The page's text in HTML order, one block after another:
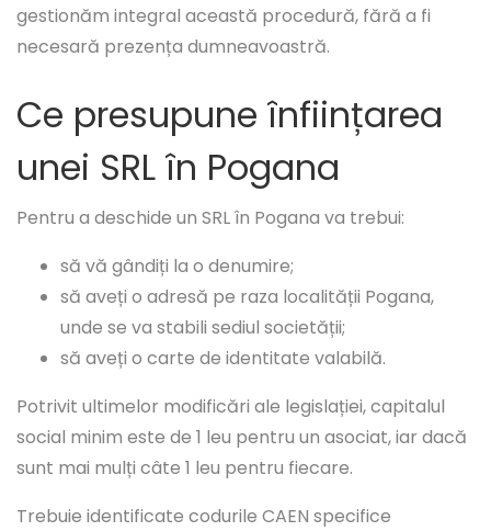
gestionăm integral această procedură, fără a fi
necesară prezența dumneavoastră.
Ce presupune înființarea
unei SRL în Pogana
Pentru a deschide un SRL în Pogana va trebui:
să vă gândiți la o denumire;
să aveți o adresă pe raza localității Pogana,
unde se va stabili sediul societății;
să aveți o carte de identitate valabilă.
Potrivit ultimelor modificări ale legislației, capitalul
social minim este de 1 leu pentru un asociat, iar dacă
sunt mai mulți câte 1 leu pentru fiecare.
Trebuie identificate codurile CAEN specifice